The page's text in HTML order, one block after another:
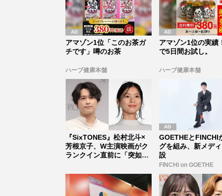
アマゾン1位「このお茶ガ
チです」噂のお茶
ハーブ健康本舗
アマゾン1位の実績
で5日間お試し。
ハーブ健康本舗
『SixTONES』松村北斗×
芳根京子、W主演映画がク
ランクイン直前に「突如中
GOETHEとFINCHI
グを組み、新メデ
設
FINCHI on GOETHE